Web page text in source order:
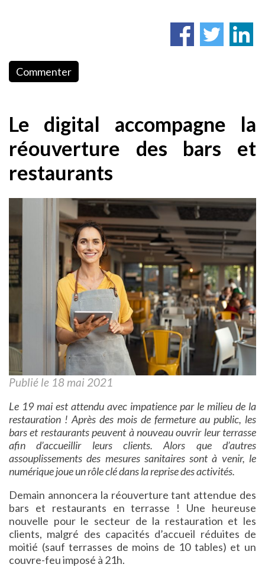
Commenter
Le digital accompagne la
réouverture des bars et
restaurants
Publié le 18 mai 2021
Le 19 mai est attendu avec impatience par le milieu de la
restauration ! Après des mois de fermeture au public, les
bars et restaurants peuvent à nouveau ouvrir leur terrasse
afin d’accueillir leurs clients. Alors que d’autres
assouplissements des mesures sanitaires sont à venir, le
numérique joue un rôle clé dans la reprise des activités.
Demain annoncera la réouverture tant attendue des
bars et restaurants en terrasse ! Une heureuse
nouvelle pour le secteur de la restauration et les
clients, malgré des capacités d’accueil réduites de
moitié (sauf terrasses de moins de 10 tables) et un
couvre-feu imposé à 21h.